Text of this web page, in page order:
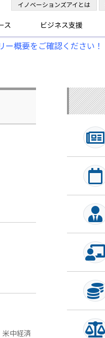
ス ビジネス支援
イノベーションズアイとは
ー概要をご確認ください！
米中経済